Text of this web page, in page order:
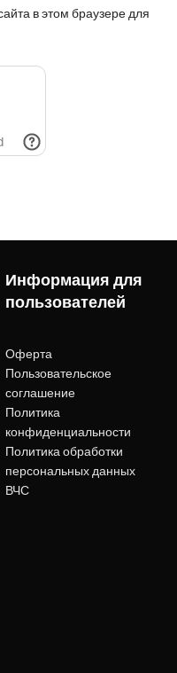
в этом браузере для
Информация для
пользователей
Оферта
Пользовательское
соглашение
Политика
конфиденциальности
Политика обработки
персональных данных
ВЧС